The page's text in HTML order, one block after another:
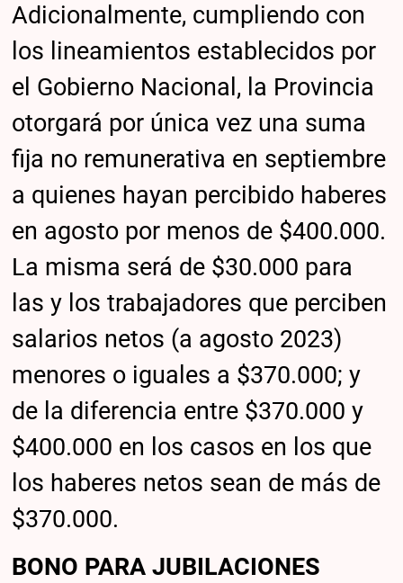
Adicionalmente, cumpliendo con
los lineamientos establecidos por
el Gobierno Nacional, la Provincia
otorgará por única vez una suma
fija no remunerativa en septiembre
a quienes hayan percibido haberes
en agosto por menos de $400.000.
La misma será de $30.000 para
las y los trabajadores que perciben
salarios netos (a agosto 2023)
menores o iguales a $370.000; y
de la diferencia entre $370.000 y
$400.000 en los casos en los que
los haberes netos sean de más de
$370.000.
BONO PARA JUBILACIONES